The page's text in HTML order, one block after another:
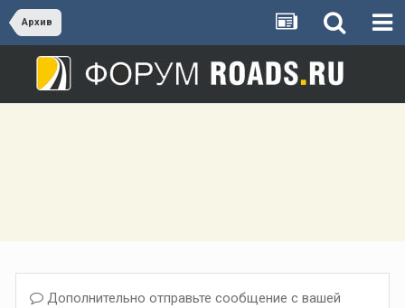
Архив
Дополнительно отправьте сообщение с вашей